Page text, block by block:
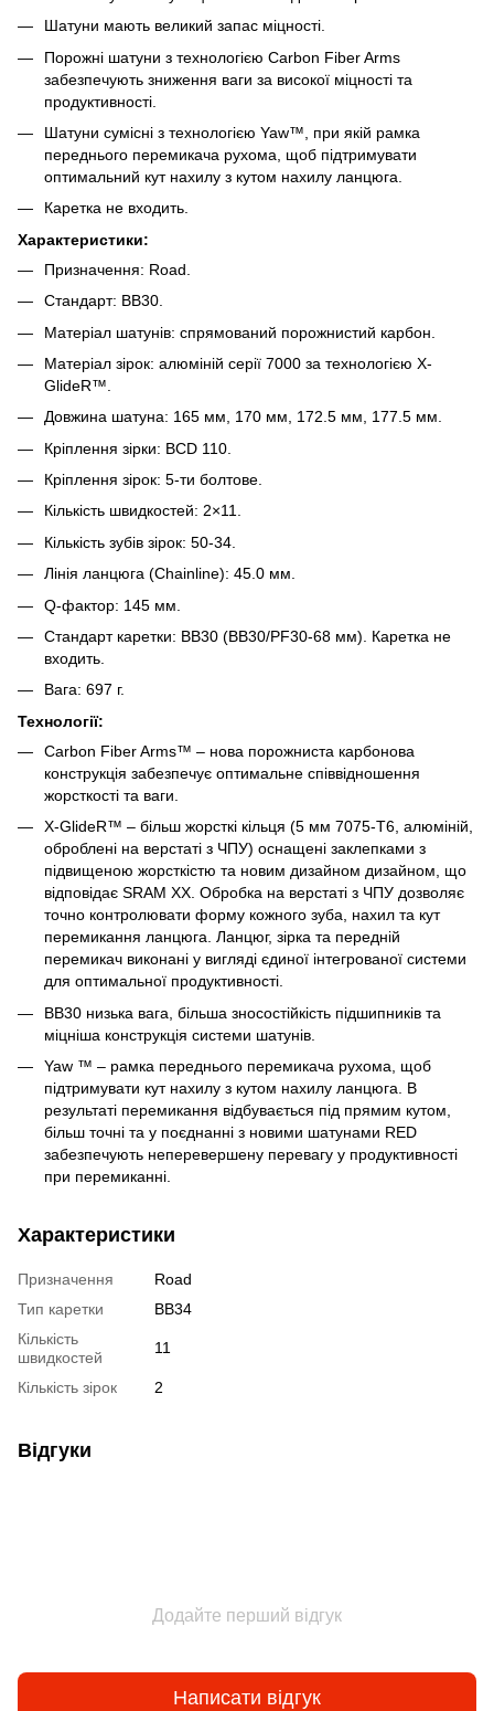
Шатуни мають великий запас міцності.
Порожні шатуни з технологією Carbon Fiber Arms
забезпечують зниження ваги за високої міцності та
продуктивності.
Шатуни сумісні з технологією Yaw™, при якій рамка
переднього перемикача рухома, щоб підтримувати
оптимальний кут нахилу з кутом нахилу ланцюга.
Каретка не входить.
Характеристики:
Призначення: Road.
Стандарт: BB30.
Матеріал шатунів: спрямований порожнистий карбон.
Матеріал зірок: алюміній серії 7000 за технологією X-
GlideR™.
Довжина шатуна: 165 мм, 170 мм, 172.5 мм, 177.5 мм.
Кріплення зірки: BCD 110.
Кріплення зірок: 5-ти болтове.
Кількість швидкостей: 2×11.
Кількість зубів зірок: 50-34.
Лінія ланцюга (Chainline): 45.0 мм.
Q-фактор: 145 мм.
Стандарт каретки: BB30 (BB30/PF30-68 мм). Каретка не
входить.
Вага: 697 г.
Технології:
Carbon Fiber Arms™ – нова порожниста карбонова
конструкція забезпечує оптимальне співвідношення
жорсткості та ваги.
X-GlideR™ – більш жорсткі кільця (5 мм 7075-T6, алюміній,
оброблені на верстаті з ЧПУ) оснащені заклепками з
підвищеною жорсткістю та новим дизайном дизайном, що
відповідає SRAM XX. Обробка на верстаті з ЧПУ дозволяє
точно контролювати форму кожного зуба, нахил та кут
перемикання ланцюга. Ланцюг, зірка та передній
перемикач виконані у вигляді єдиної інтегрованої системи
для оптимальної продуктивності.
BB30 низька вага, більша зносостійкість підшипників та
міцніша конструкція системи шатунів.
Yaw ™ – рамка переднього перемикача рухома, щоб
підтримувати кут нахилу з кутом нахилу ланцюга. В
результаті перемикання відбувається під прямим кутом,
більш точні та у поєднанні з новими шатунами RED
забезпечують неперевершену перевагу у продуктивності
при перемиканні.
Характеристики
Призначення
Road
Тип каретки
BB34
Кількість
швидкостей
11
Кількість зірок 2
Відгуки
Додайте перший відгук
Написати відгук